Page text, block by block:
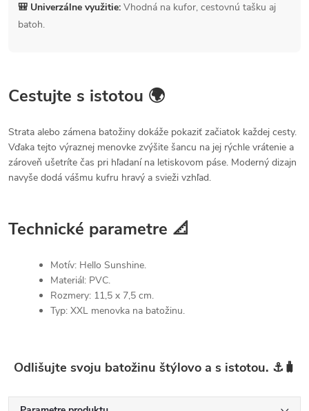
🎒 Univerzálne využitie: Vhodná na kufor, cestovnú tašku aj
batoh.
Cestujte s istotou 🌍
Strata alebo zámena batožiny dokáže pokaziť začiatok každej cesty.
Vďaka tejto výraznej menovke zvýšite šancu na jej rýchle vrátenie a
zároveň ušetríte čas pri hľadaní na letiskovom páse. Moderný dizajn
navyše dodá vášmu kufru hravý a svieži vzhľad.
Technické parametre 📐
Motív: Hello Sunshine.
Materiál: PVC.
Rozmery: 11,5 x 7,5 cm.
Typ: XXL menovka na batožinu.
Odlišujte svoju batožinu štýlovo a s istotou. ⚓🧳